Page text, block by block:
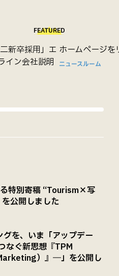
FEATURED
新卒採用」エ
イン会社説明
ホームページ
ニュースルーム
特別寄稿 “Tourism×写
公開しました
を、いま「アップデー
なぐ新思想『TPM
）』―」を公開し